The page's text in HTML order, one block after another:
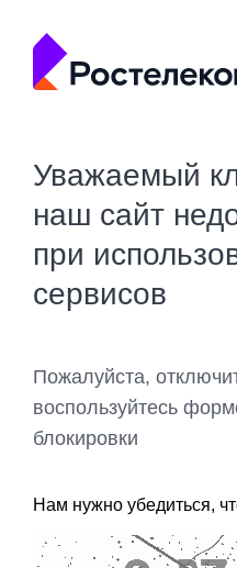
Уважаемый
наш сайт
при
сервисов
Пожалуйста,
воспользуйтесь
блокировки
Нам нужно убедиться,